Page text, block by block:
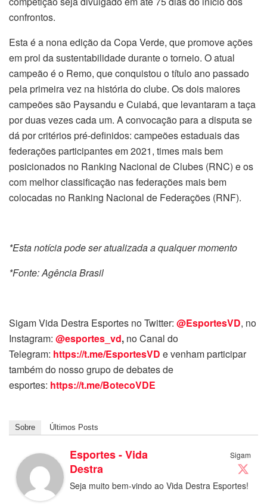
confrontos.
Esta é a nona edição da Copa Verde, que promove ações
em prol da sustentabilidade durante o torneio. O atual
campeão é o Remo, que conquistou o título ano passado
pela primeira vez na história do clube. Os dois maiores
campeões são Paysandu e Cuiabá, que levantaram a taça
por duas vezes cada um. A convocação para a disputa se
dá por critérios pré-definidos: campeões estaduais das
federações participantes em 2021, times mais bem
posicionados no Ranking Nacional de Clubes (RNC) e os
com melhor classificação nas federações mais bem
colocadas no Ranking Nacional de Federações (RNF).
*Esta notícia pode ser atualizada a qualquer momento
*Fonte: Agência Brasil
Sigam Vida Destra Esportes no Twitter: @EsportesVD, no
Instagram: @esportes_vd, no Canal do
Telegram: https://t.me/EsportesVD e venham participar
também do nosso grupo de debates de
esportes: https://t.me/BotecoVDE
Sobre Últimos Posts
Sigam
Esportes - Vida
Destra
Seja muito bem-vindo ao Vida Destra Esportes!